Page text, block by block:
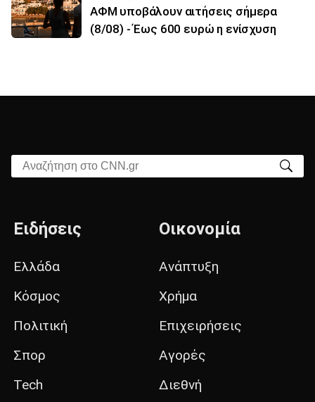
ΑΦΜ υποβάλουν αιτήσεις σήμερα
(8/08) - Έως 600 ευρώ η ενίσχυση
Αναζήτηση στο CNN.gr
Ειδήσεις
Ελλάδα
Κόσμος
Πολιτική
Σπορ
Tech
Οικονομία
Ανάπτυξη
Χρήμα
Επιχειρήσεις
Αγορές
Διεθνή